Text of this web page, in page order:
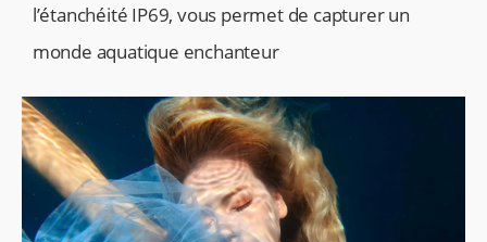
l’étanchéité IP69, vous permet de capturer un
monde aquatique enchanteur